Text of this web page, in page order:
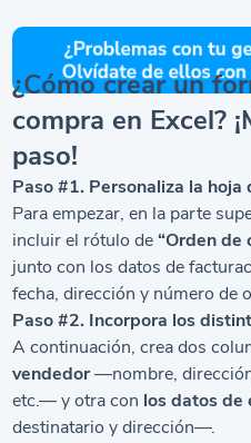
¿Cómo crear un
compra en Excel?
paso!
Paso #1. Personaliza la hoja
Para empezar, en la parte
incluir el rótulo de“Orden de
junto con los datos de
fecha, dirección y número de
Paso #2. Incorpora los
A continuación, crea dos
vendedor—nombre,
etc.— y otra con los datos de
destinatario y dirección—.